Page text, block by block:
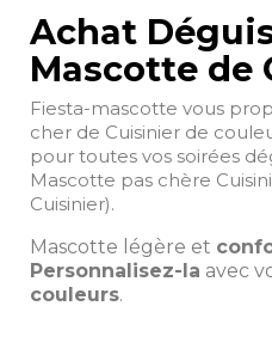
Achat
Mascotte de
Fiesta-mascotte vous
cher de Cuisinier de
pour toutes vos soirées
Mascotte pas chère
Cuisinier).
Mascotte légère et
Personnalisez-la avec
couleurs.